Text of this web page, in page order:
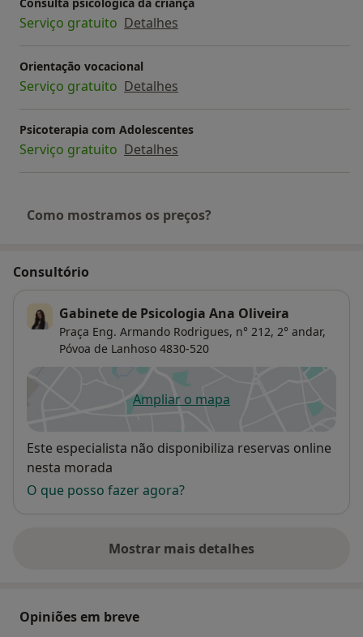
Consulta psicológica da criança
Serviço gratuito Detalhes
Orientação vocacional
Serviço gratuito Detalhes
Psicoterapia com Adolescentes
Serviço gratuito Detalhes
Como mostramos os preços?
Consultório
Gabinete de Psicologia Ana Oliveira
Praça Eng. Armando Rodrigues, n° 212, 2° andar,
Póvoa de Lanhoso 4830-520
Ampliar o mapaabre num novo separador
Disponibilidade
Este especialista não disponibiliza reservas online
nesta morada
O que posso fazer agora?
Mostrar mais detalhes
sobre o endereço
Opiniões em breve